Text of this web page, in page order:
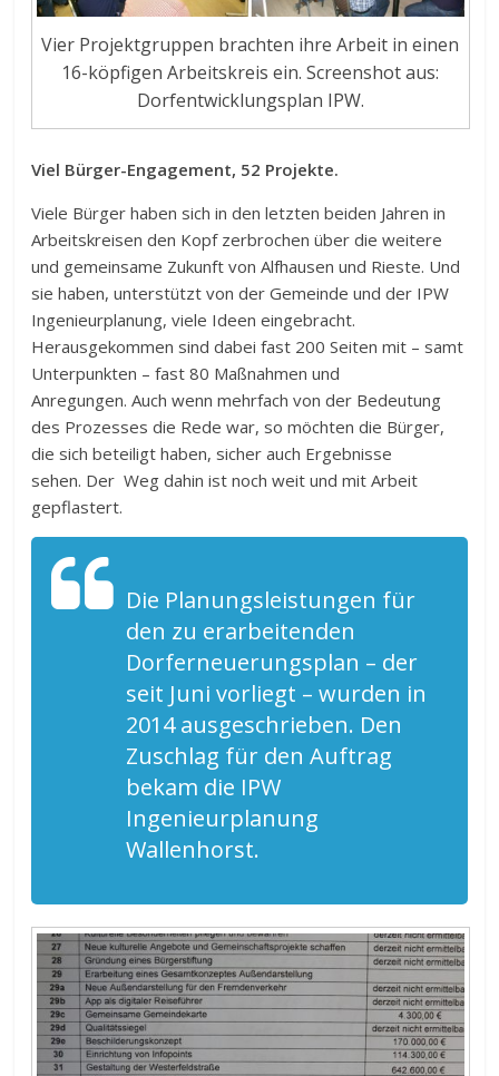
Vier Projektgruppen brachten ihre Arbeit in einen
16-köpfigen Arbeitskreis ein. Screenshot aus:
Dorfentwicklungsplan IPW.
Viel Bürger-Engagement, 52 Projekte.
Viele Bürger haben sich in den letzten beiden Jahren in
Arbeitskreisen den Kopf zerbrochen über die weitere
und gemeinsame Zukunft von Alfhausen und Rieste. Und
sie haben, unterstützt von der Gemeinde und der IPW
Ingenieurplanung, viele Ideen eingebracht.
Herausgekommen sind dabei fast 200 Seiten mit – samt
Unterpunkten – fast 80 Maßnahmen und
Anregungen. Auch wenn mehrfach von der Bedeutung
des Prozesses die Rede war, so möchten die Bürger,
die sich beteiligt haben, sicher auch Ergebnisse
sehen. Der Weg dahin ist noch weit und mit Arbeit
gepflastert.
Die Planungsleistungen für
den zu erarbeitenden
Dorferneuerungsplan – der
seit Juni vorliegt – wurden in
2014 ausgeschrieben. Den
Zuschlag für den Auftrag
bekam die IPW
Ingenieurplanung
Wallenhorst.